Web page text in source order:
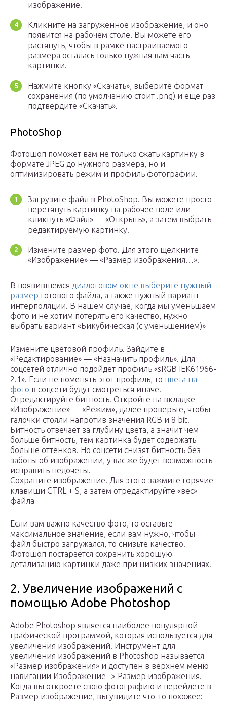
изображение.
Кликните на загруженное изображение, и оно
появится на рабочем столе. Вы можете его
растянуть, чтобы в рамке настраиваемого
размера осталась только нужная вам часть
картинки.
Нажмите кнопку «Скачать», выберите формат
сохранения (по умолчанию стоит .png) и еще раз
подтвердите «Скачать».
PhotoShop
Фотошоп поможет вам не только сжать картинку в
формате JPEG до нужного размера, но и
оптимизировать режим и профиль фотографии.
Загрузите файл в PhotoShop. Вы можете просто
перетянуть картинку на рабочее поле или
кликнуть «Файл» — «Открыть», а затем выбрать
редактируемую картинку.
Измените размер фото. Для этого щелкните
«Изображение» — «Размер изображения…».
В появившемся диалоговом окне выберите нужный
размер готового файла, а также нужный вариант
интерполяции. В нашем случае, когда мы уменьшаем
фото и не хотим потерять его качество, нужно
выбрать вариант «Бикубическая (с уменьшением)»
Измените цветовой профиль. Зайдите в
«Редактирование» — «Назначить профиль». Для
соцсетей отлично подойдет профиль «sRGB IEK61966-
2.1». Если не поменять этот профиль, то цвета на
фото в соцсети будут смотреться иначе.
Отредактируйте битность. Откройте на вкладке
«Изображение» — «Режим», далее проверьте, чтобы
галочки стояли напротив значения RGB и 8 bit.
Битность отвечает за глубину цвета, а значит чем
больше битность, тем картинка будет содержать
больше оттенков. Но соцсети снизят битность без
заботы об изображении, у вас же будет возможность
исправить недочеты.
Сохраните изображение. Для этого зажмите горячие
клавиши CTRL + S, а затем отредактируйте «вес»
файла
Если вам важно качество фото, то оставьте
максимальное значение, если вам нужно, чтобы
файл быстро загружался, то снизьте качество.
Фотошоп постарается сохранить хорошую
детализацию картинки даже при низких значениях.
2. Увеличение изображений с
помощью Adobe Photoshop
Adobe Photoshop является наиболее популярной
графической программой, которая используется для
увеличения изображений. Инструмент для
увеличения изображений в Photoshop называется
«Размер изображения» и доступен в верхнем меню
навигации Изображение -> Размер изображения.
Когда вы откроете свою фотографию и перейдете в
Размер изображение, вы увидите что-то похожее: